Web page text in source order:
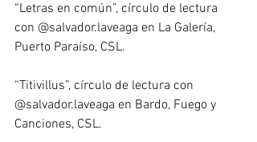
“Letras en común”, círculo de lectura
con @salvador.laveaga en La Galería,
Puerto Paraíso, CSL.
“Titivillus”, círculo de lectura con
@salvador.laveaga en Bardo, Fuego y
Canciones, CSL.